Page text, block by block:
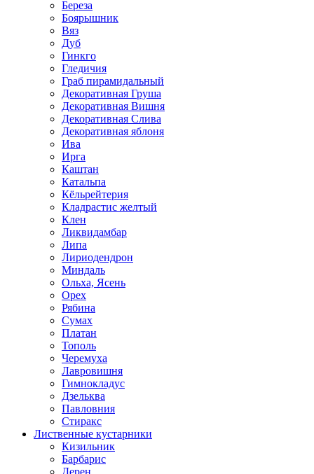
Береза
Боярышник
Вяз
Дуб
Гинкго
Гледичия
Граб пирамидальный
Декоративная Груша
Декоративная Вишня
Декоративная Слива
Декоративная яблоня
Ива
Ирга
Каштан
Катальпа
Кёльрейтерия
Кладрастис желтый
Клен
Ликвидамбар
Липа
Лириодендрон
Миндаль
Ольха, Ясень
Орех
Рябина
Сумах
Платан
Тополь
Черемуха
Лавровишня
Гимнокладус
Дзельква
Павловния
Стиракс
Лиственные кустарники
Кизильник
Барбарис